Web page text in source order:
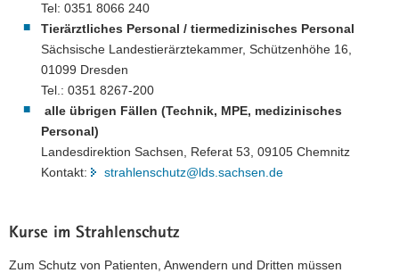
Tel: 0351 8066 240
Tierärztliches Personal / tiermedizinisches Personal
Sächsische Landestierärztekammer, Schützenhöhe 16,
01099 Dresden
Tel.: 0351 8267-200
alle übrigen Fällen (Technik, MPE, medizinisches
Personal)
Landesdirektion Sachsen, Referat 53, 09105 Chemnitz
Kontakt:
strahlenschutz@lds.sachsen.de
Kurse im Strahlenschutz
Zum Schutz von Patienten, Anwendern und Dritten müssen